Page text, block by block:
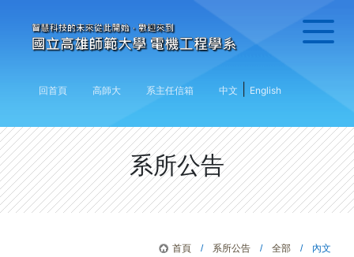
回首頁 高師大 系主任信箱 中文 English
系所公告
首頁 / 系所公告 /全部 / 內文